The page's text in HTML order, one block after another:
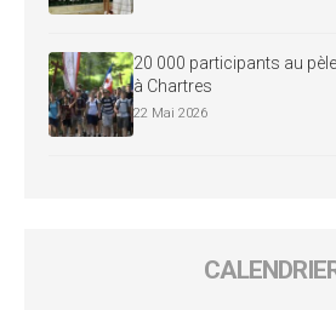
20 000 participants au
à Chartres
22 Mai 2026